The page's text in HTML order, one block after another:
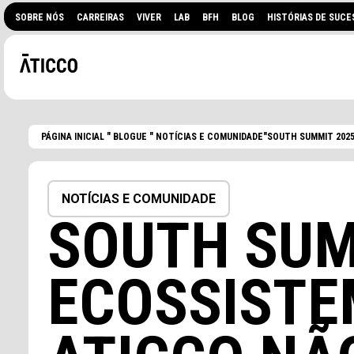
SOBRE NÓS CARREIRAS VIVER LAB BFH BLOG HISTÓRIAS DE
PÁGINA INICIAL " BLOGUE " NOTÍCIAS E COMUNIDADE"SOUTH SUMMIT
NOTÍCIAS E COMUNIDADE
SOUTH
PROCURA UM ESPAÇO
EVENTOS?